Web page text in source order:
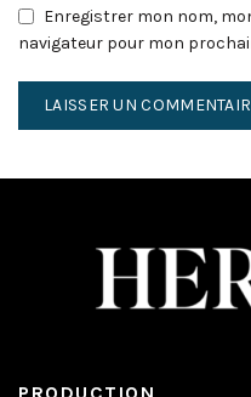
Enregistrer mon nom,
navigateur pour mon